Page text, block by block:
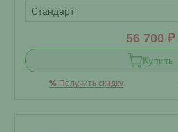
Стандарт
56 700 ₽
Купить
% Получить скидку